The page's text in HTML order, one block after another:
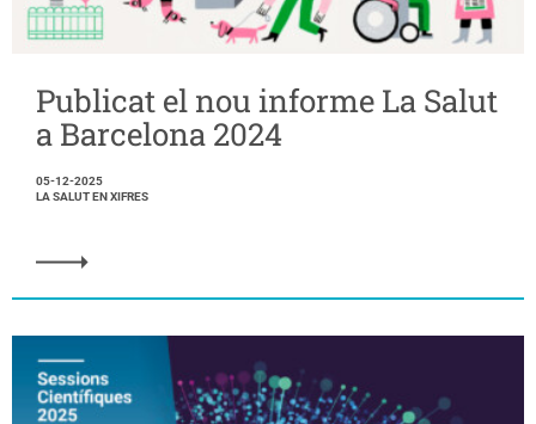
Publicat el nou informe La Salut
a Barcelona 2024
05-12-2025
LA SALUT EN XIFRES